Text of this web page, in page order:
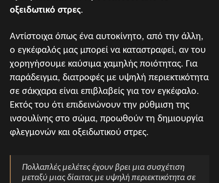
οξειδωτικό στρες.
Αντίστοιχα όπως ένα αυτοκίνητο, από την άλλη,
ο εγκέφαλός μας μπορεί να καταστραφεί, αν του
χορηγήσουμε καύσιμα χαμηλής ποιότητας. Για
παράδειγμα, διατροφές με υψηλή περιεκτικότητα
σε σάκχαρα είναι επιβλαβείς για τον εγκέφαλο.
Εκτός του ότι επιδεινώνουν την ρύθμιση της
ινσουλίνης στο σώμα, προωθούν τη δημιουργία
φλεγμονών και οξειδωτικού στρες.
Πολλαπλές μελέτες έχουν βρει μια συσχέτιση
μεταξύ μιας δίαιτας με υψηλή περιεκτικότητα σε